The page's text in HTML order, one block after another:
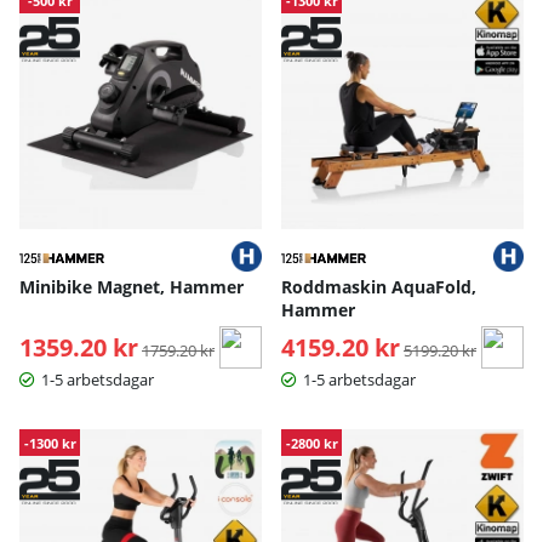
Minibike Magnet, Hammer
1359.20 kr Ordinarie pris:
1759.20 kr
1-5 arbetsdagar
Roddmaskin AquaFold,
Hammer
4159.20 kr Ordinarie pris:
5199.20 kr
1-5 arbetsdagar
-1300 kr -2800 kr